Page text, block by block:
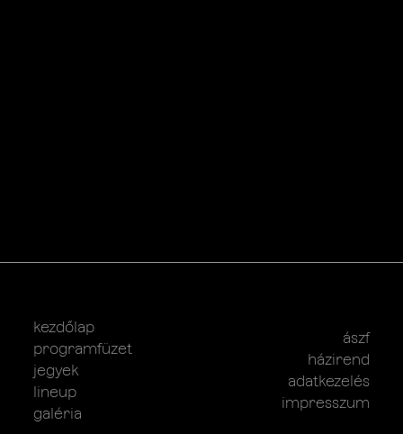
kezdőlap
programfüzet
jegyek
lineup
galéria
ászf
házirend
adatkezelés
impresszum